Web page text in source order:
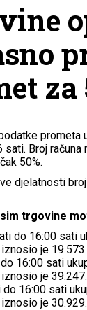
za
prometa
Broj računa
50%.
djelatnosti
trgovine
do 16:00 sati
je
16:00 sati
je
16:00 sati
je